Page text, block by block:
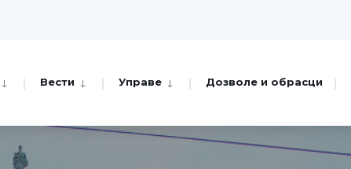
Вести Управе Дозволе и обрасци